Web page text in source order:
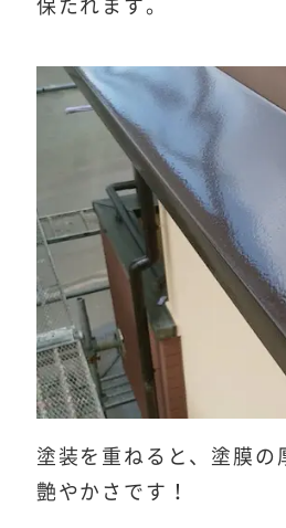
保たれます。
塗装を重ねると、塗膜の
艶やかさです！